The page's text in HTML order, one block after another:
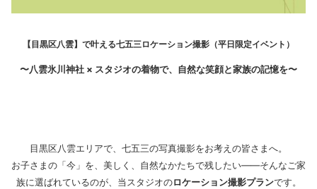
【目黒区八雲】で叶える七五三ロケーション撮影（平日限定イベント）
〜八雲氷川神社 × スタジオの着物で、自然な笑顔と家族の記憶を〜
目黒区八雲エリアで、七五三の写真撮影をお考えの皆さまへ。
お子さまの「今」を、美しく、自然なかたちで残したい――そんなご家
族に選ばれているのが、当スタジオのロケーション撮影プランです。